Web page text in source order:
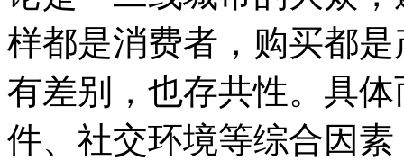
样都是消费者，购买都
有差别，也存共性。具
件、社交环境等综合因